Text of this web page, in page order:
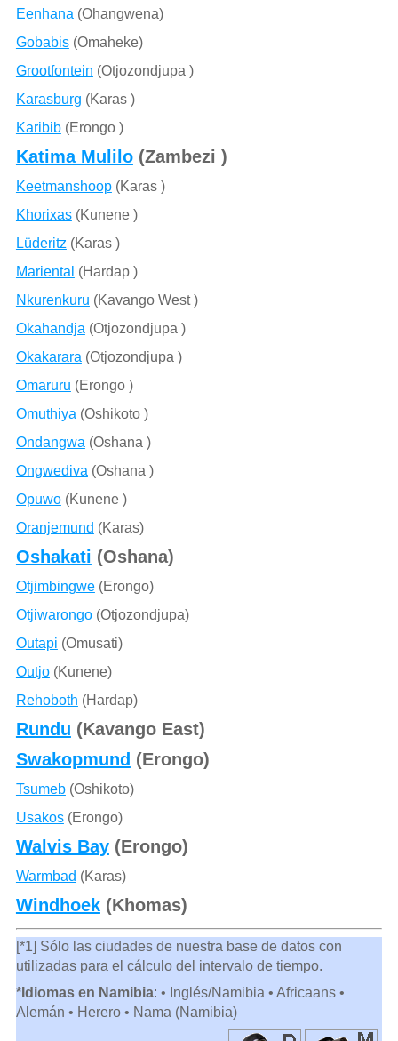
Eenhana (Ohangwena)
Gobabis(Omaheke)
Grootfontein (Otjozondjupa )
Karasburg (Karas )
Karibib(Erongo )
Katima Mulilo(Zambezi )
Keetmanshoop(Karas )
Khorixas(Kunene )
Lüderitz (Karas )
Mariental (Hardap )
Nkurenkuru (Kavango West )
Okahandja (Otjozondjupa )
Okakarara (Otjozondjupa )
Omaruru (Erongo )
Omuthiya (Oshikoto )
Ondangwa (Oshana )
Ongwediva (Oshana )
Opuwo(Kunene )
Oranjemund (Karas)
Oshakati (Oshana)
Otjimbingwe(Erongo)
Otjiwarongo(Otjozondjupa)
Outapi (Omusati)
Outjo(Kunene)
Rehoboth (Hardap)
Rundu (Kavango East)
Swakopmund (Erongo)
Tsumeb(Oshikoto)
Usakos(Erongo)
Walvis Bay(Erongo)
Warmbad (Karas)
Windhoek(Khomas)
[*1] Sólo las ciudades de nuestra base de datos con
utilizadas para el cálculo del intervalo de tiempo.
*Idiomas en Namibia: • Inglés/Namibia • Africaans •
Alemán • Herero • Nama (Namibia)